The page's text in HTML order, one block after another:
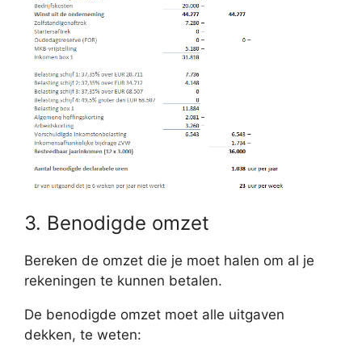
3. Benodigde omzet
Bereken de omzet die je moet halen om al je
rekeningen te kunnen betalen.
De benodigde omzet moet alle uitgaven
dekken, te weten: